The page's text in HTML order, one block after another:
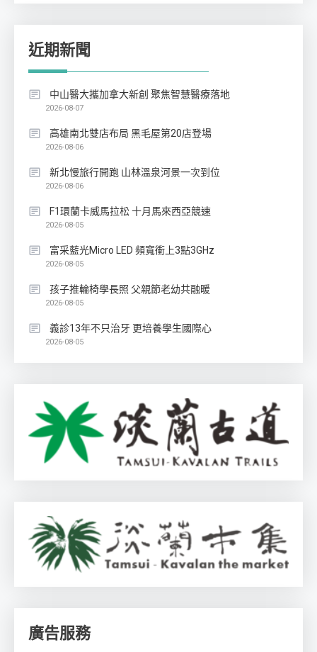
近期新聞
中山醫大攜加拿大新創 聚焦智慧醫療落地
2026-08-07
高雄南北雙店布局 黑毛屋第20店登場
2026-08-06
新北慢旅行開跑 山林溫泉河景一次到位
2026-08-06
F1環蘭卡威馬拉松 十月馬來西亞競速
2026-08-05
富采藍光Micro LED 頻寬衝上3點3GHz
2026-08-05
孩子推輪椅學長照 父親節老幼共融暖
2026-08-05
義診13年不只治牙 更培養學生國際心
2026-08-05
廣告服務